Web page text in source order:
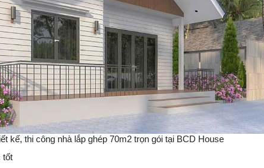
kế, thi công nhà lắp ghép 70m2 trọn gói tại BCD House
tốt